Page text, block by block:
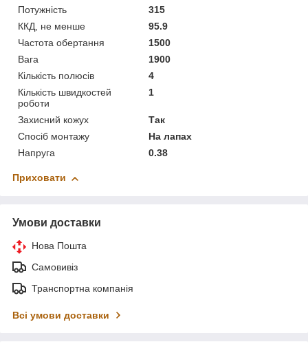
Потужність
315
ККД, не менше
95.9
Частота обертання
1500
Вага
1900
Кількість полюсів
4
Кількість швидкостей
роботи
1
Захисний кожух
Так
Спосіб монтажу
На лапах
Напруга
0.38
Приховати
Умови доставки
Нова Пошта
Самовивіз
Транспортна компанія
Всі умови доставки